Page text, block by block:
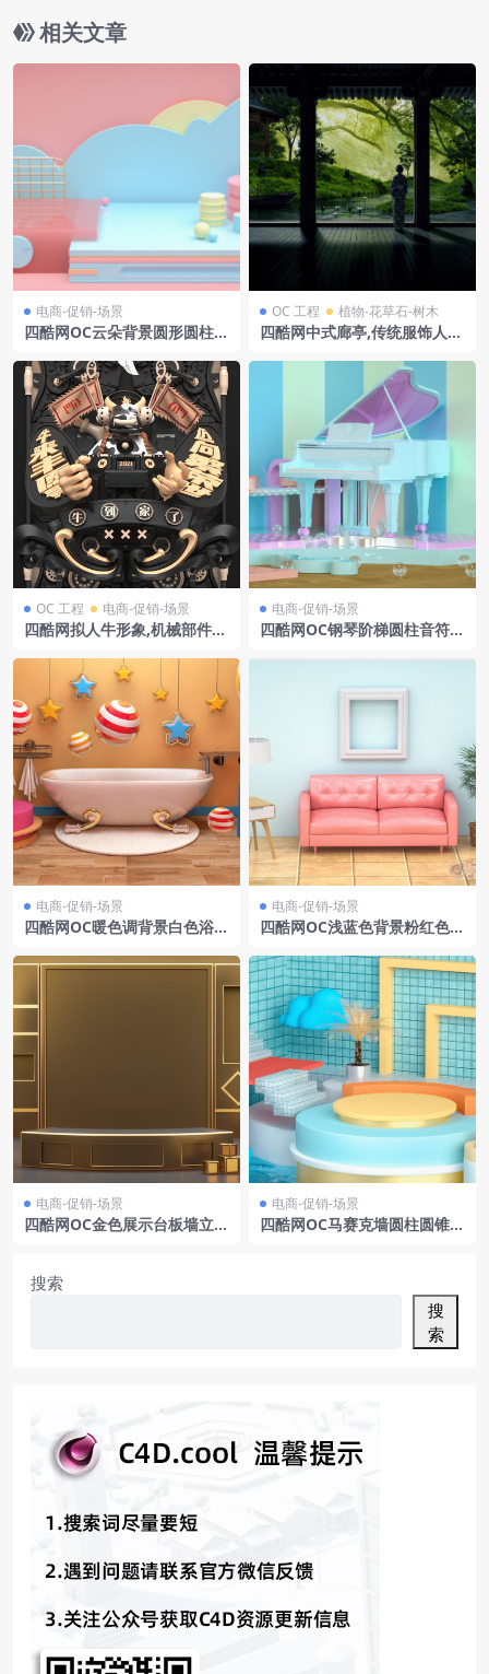
相关文章
电商-促销-场景
四酷网OC云朵背景圆形圆柱展
OC 工程 植物-花草石-树木
四酷网中式廊亭,传统服饰人物
OC 工程 电商-促销-场景
四酷网拟人牛形象,机械部件及
电商-促销-场景
四酷网OC钢琴阶梯圆柱音符音
电商-促销-场景
四酷网OC暖色调背景白色浴缸
程
电商-促销-场景
四酷网OC浅蓝色背景粉红色沙
型工程
电商-促销-场景
四酷网OC金色展示台板墙立方
电商-促销-场景
四酷网OC马赛克墙圆柱圆锥云
搜索
搜
索